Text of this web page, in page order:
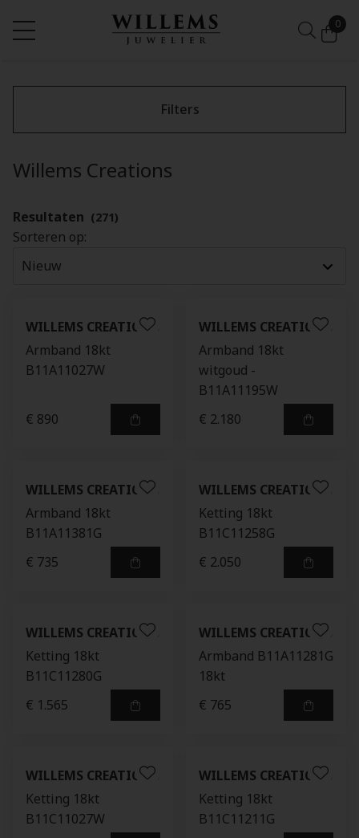
0
Filters
Willems Creations
Resultaten (271)
Sorteren op:
WILLEMS CREATIONS
Armband 18kt
B11A11027W
€ 890
WILLEMS CREATIONS
Armband 18kt
witgoud -
B11A11195W
€ 2.180
WILLEMS CREATIONS
Armband 18kt
B11A11381G
€ 735
WILLEMS CREATIONS
Ketting 18kt
B11C11258G
€ 2.050
WILLEMS CREATIONS
Ketting 18kt
B11C11280G
€ 1.565
WILLEMS CREATIONS
Armband B11A11281G
18kt
€ 765
WILLEMS CREATIONS
Ketting 18kt
B11C11027W
WILLEMS CREATIONS
Ketting 18kt
B11C11211G